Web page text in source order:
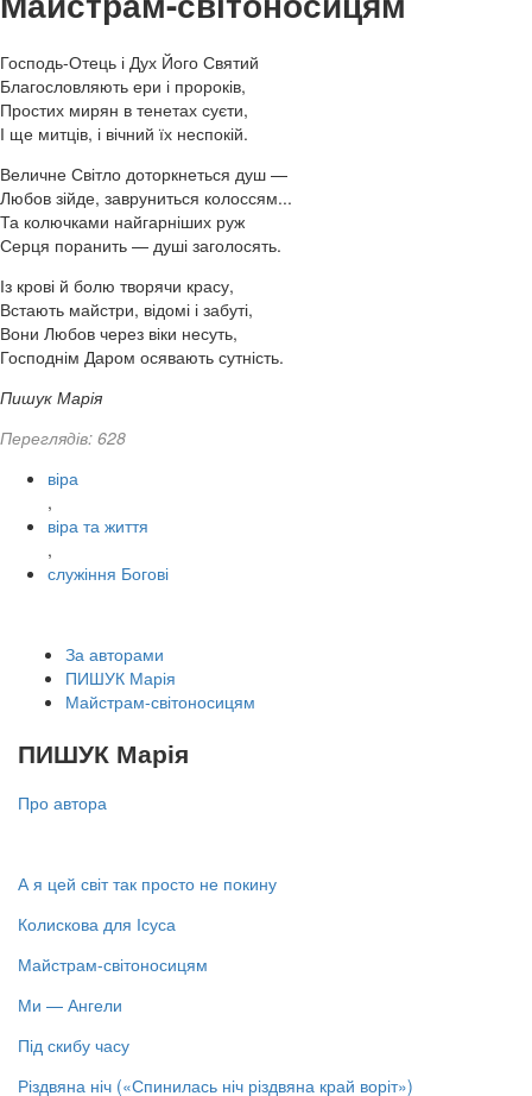
Господь-Отець і Дух Його Святий
Благословляють ери і пророків,
Простих мирян в тенетах суєти,
І ще митців, і вічний їх неспокій.
Величне Світло доторкнеться душ —
Любов зійде, завруниться колоссям...
Та колючками найгарніших руж
Серця поранить — душі заголосять.
Із крові й болю творячи красу,
Встають майстри, відомі і забуті,
Вони Любов через віки несуть,
Господнім Даром осявають сутність.
Пишук Марія
Переглядів: 628
віра
,
віра та життя
,
служіння Богові
За авторами
ПИШУК Марія
Майстрам-світоносицям
ПИШУК Марія
Про автора
А я цей світ так просто не покину
Колискова для Ісуса
Майстрам-світоносицям
Ми — Ангели
Під скибу часу
Різдвяна ніч («Спинилась ніч різдвяна край воріт»)